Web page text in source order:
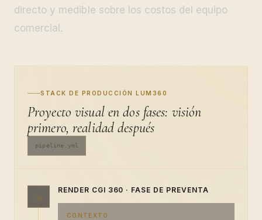
directo y medible sobre los costos del equipo
comercial.
STACK DE PRODUCCIÓN LUM360
Proyecto visual en dos fases: visión
primero, realidad después
pipeline.yml
01
RENDER CGI 360 · FASE DE PREVENTA
CONTEXTO